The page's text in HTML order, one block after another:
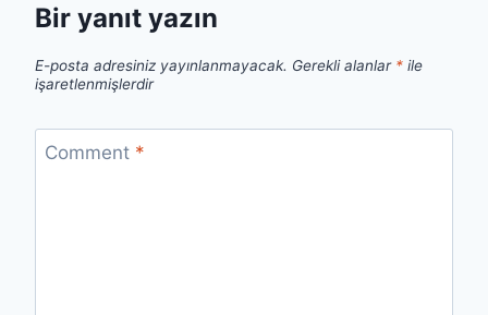
Bir yanıt yazın
E-posta adresiniz yayınlanmayacak. Gerekli alanlar * ile
işaretlenmişlerdir
Comment *